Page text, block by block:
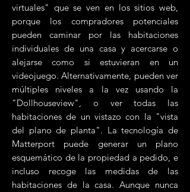
virtuales" que se ven en los sitios web,
porque los compradores potenciales
pueden caminar por las habitaciones
individuales de una casa y acercarse o
alejarse como si estuvieran en un
videojuego. Alternativamente, pueden ver
múltiples niveles a la vez usando la
"Dollhouseview", o ver todas las
habitaciones de un vistazo con la "vista
del plano de planta". La tecnología de
Matterport puede generar un plano
esquemático de la propiedad a pedido, e
incluso recoge las medidas de las
habitaciones de la casa. Aunque nunca